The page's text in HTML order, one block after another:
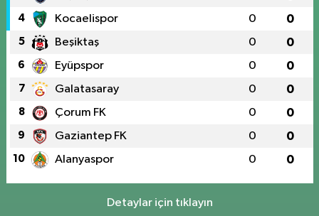
4 Kocaelispor 0 0
5 Beşiktaş 0 0
6 Eyüpspor 0 0
7 Galatasaray 0 0
8 Çorum FK 0 0
9 Gaziantep FK 0 0
10 Alanyaspor 0 0
Detaylar için tıklayın